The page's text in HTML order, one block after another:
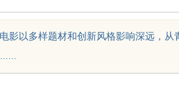
电影以多样题材和创新风格影响深远，
选购指